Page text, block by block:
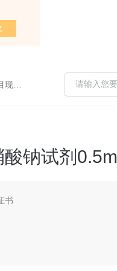
室
钠试剂0.5m
书